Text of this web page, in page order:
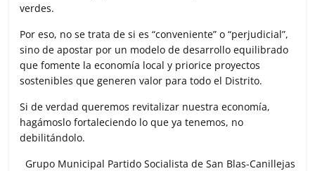
verdes.
Por eso, no se trata de si es “conveniente” o “perjudicial”,
sino de apostar por un modelo de desarrollo equilibrado
que fomente la economía local y priorice proyectos
sostenibles que generen valor para todo el Distrito.
Si de verdad queremos revitalizar nuestra economía,
hagámoslo fortaleciendo lo que ya tenemos, no
debilitándolo.
Grupo Municipal Partido Socialista de San Blas-Canillejas